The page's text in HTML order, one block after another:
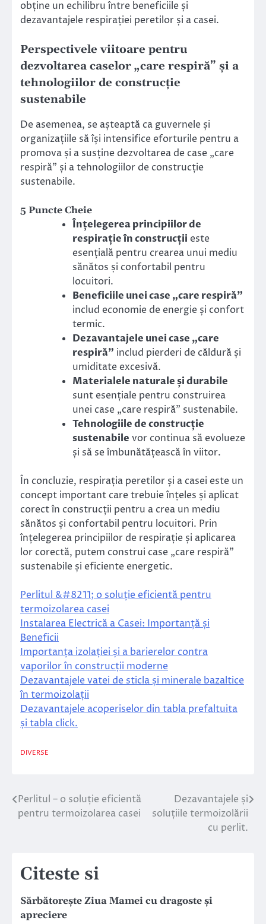
obține un echilibru între beneficiile și
dezavantajele respirației peretilor și a casei.
Perspectivele viitoare pentru
dezvoltarea caselor „care respiră” și a
tehnologiilor de construcție
sustenabile
De asemenea, se așteaptă ca guvernele și
organizațiile să își intensifice eforturile pentru a
promova și a susține dezvoltarea de case „care
respiră” și a tehnologiilor de construcție
sustenabile.
5 Puncte Cheie
Înțelegerea principiilor de
respirație în construcții este
esențială pentru crearea unui mediu
sănătos și confortabil pentru
locuitori.
Beneficiile unei case „care respiră”
includ economie de energie și confort
termic.
Dezavantajele unei case „care
respiră” includ pierderi de căldură și
umiditate excesivă.
Materialele naturale și durabile
sunt esențiale pentru construirea
unei case „care respiră” sustenabile.
Tehnologiile de construcție
sustenabile vor continua să evolueze
și să se îmbunătățească în viitor.
În concluzie, respirația peretilor și a casei este un
concept important care trebuie înțeles și aplicat
corect în construcții pentru a crea un mediu
sănătos și confortabil pentru locuitori. Prin
înțelegerea principiilor de respirație și aplicarea
lor corectă, putem construi case „care respiră”
sustenabile și eficiente energetic.
Perlitul &#8211; o soluție eficientă pentru
termoizolarea casei
Instalarea Electrică a Casei: Importanță și
Beneficii
Importanța izolației și a barierelor contra
vaporilor în construcții moderne
Dezavantajele vatei de sticla și minerale bazaltice
în termoizolații
Dezavantajele acoperiselor din tabla prefaltuita
și tabla click.
DIVERSE
Navigare
în
Perlitul – o soluție eficientă
pentru termoizolarea casei
Dezavantajele și
soluțiile termoizolării
cu perlit.
Citeste si
Sărbătorește Ziua Mamei cu dragoste și
apreciere